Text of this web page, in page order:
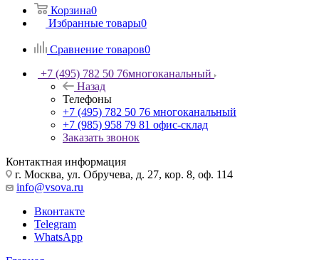
Корзина0
Избранные товары0
Сравнение товаров0
+7 (495) 782 50 76многоканальный
Назад
Телефоны
+7 (495) 782 50 76 многоканальный
+7 (985) 958 79 81 офис-склад
Заказать звонок
Контактная информация
г. Москва, ул. Обручева, д. 27, кор. 8, оф. 114
info@vsova.ru
Вконтакте
Telegram
WhatsApp